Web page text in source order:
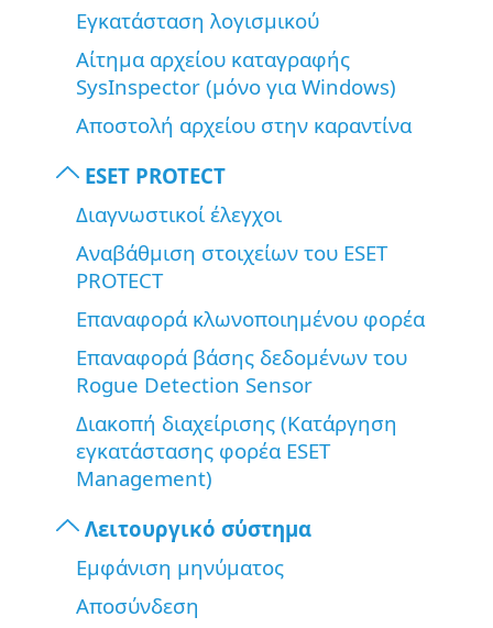
Εγκατάσταση λογισμικού
Αίτημα αρχείου καταγραφής
SysInspector (μόνο για Windows)
Αποστολή αρχείου στην καραντίνα
ESET PROTECT
Διαγνωστικοί έλεγχοι
Αναβάθμιση στοιχείων του ESET
PROTECT
Επαναφορά κλωνοποιημένου φορέα
Επαναφορά βάσης δεδομένων του
Rogue Detection Sensor
Διακοπή διαχείρισης (Κατάργηση
εγκατάστασης φορέα ESET
Management)
Λειτουργικό σύστημα
Εμφάνιση μηνύματος
Αποσύνδεση